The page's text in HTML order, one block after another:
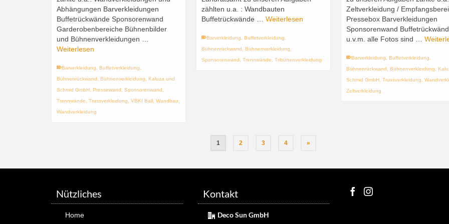
Abhängungen Barverkleidungen
Buffetrückwände Sponsorenwand
Garderobenbereiche Bühnenbilder
und Bühnenverkleidungen …
Weiterlesen
Barverkleidung Buffetverkleidung
Bühnenrückwand
Bühnenverkleidung
Kaluza und
Schmid GmbH Pressewand Sponsorenwand
Trennwände
Trussverkleidung VBKI Ball Wandbau
Wandverkleidung
zählten u.a. : Wandbauten
Buffetrückwände …Weiterlesen
Barverkleidung ,Buffetverkleidung
Bühnenrückwand
,Bühnenverkleidung
Sponsorenwand
,Trennwände ,Tribünenverkleidung
Zeltverkleidung /
Pressebox Barverkleidungen
Sponsorenwand
u.v.m. alle Fotos sind …
Barverkleidung ,Buffetverkleidung
Bühnenrückwand
,Bühnenverkleidung ,
Schmid GmbH ,Trussverkleidung ,
Zeltverkleidung
1 2 3 4 »
Nützliches
Home
Kontakt
Deco Sun GmbH